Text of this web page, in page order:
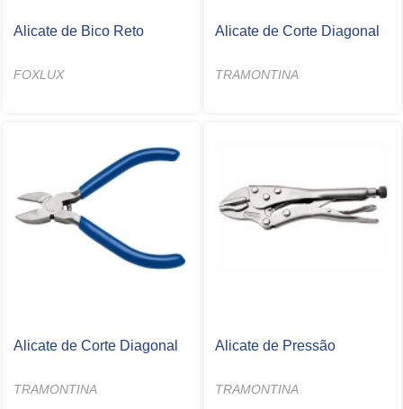
Alicate de Bico Reto
FOXLUX
Alicate de Corte Diagonal
TRAMONTINA
Alicate de Corte Diagonal
TRAMONTINA
Alicate de Pressão
TRAMONTINA